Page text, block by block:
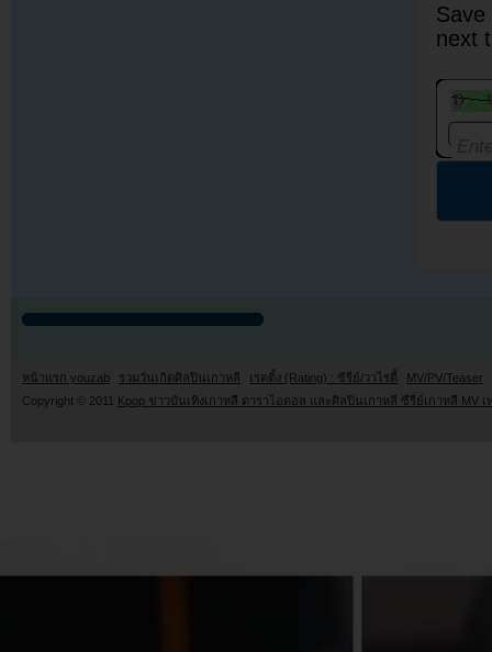
next
หน้าแรก youzab รวมวันเกิดศิลปินเกาหลี เรตติ้ง (Rating) : ซีรี่ย์/วาไรตี้
MV/PV/Teaser
Copyright © 2011 Kpop ข่าวบันเทิงเกาหลี ดาราไอดอล และศิลปินเกาหลี ซีรี่ย์เกาหลี MV